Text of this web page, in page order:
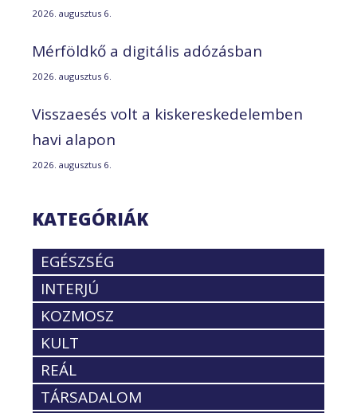
2026. augusztus 6.
Mérföldkő a digitális adózásban
2026. augusztus 6.
Visszaesés volt a kiskereskedelemben
havi alapon
2026. augusztus 6.
KATEGÓRIÁK
EGÉSZSÉG
INTERJÚ
KOZMOSZ
KULT
REÁL
TÁRSADALOM